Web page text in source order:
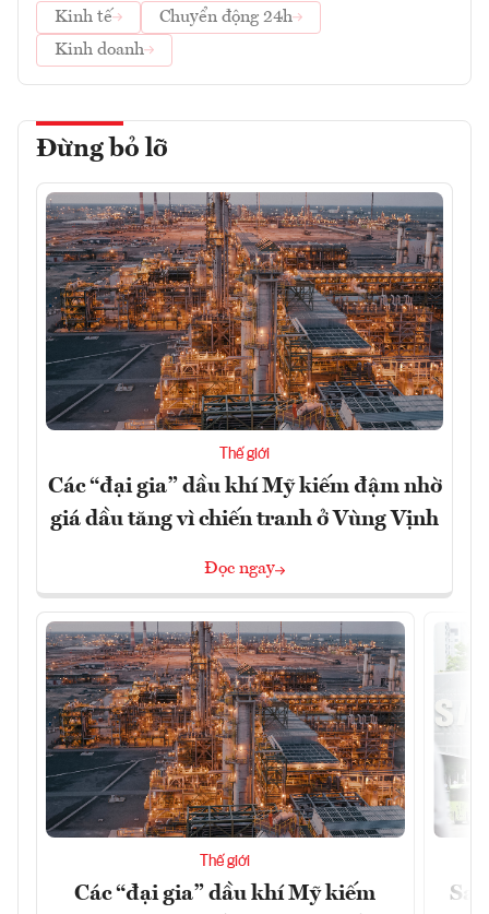
Kinh tế
Chuyển động 24h
Kinh doanh
Đừng bỏ lỡ
Thế giới
Các “đại gia” dầu khí Mỹ kiếm đậm nhờ
giá dầu tăng vì chiến tranh ở Vùng Vịnh
Đọc ngay
Thế giới
Các “đại gia” dầu khí Mỹ kiếm